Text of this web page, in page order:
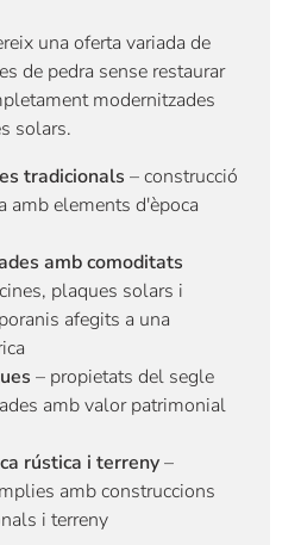
una oferta variada de
de pedra sense restaurar
modernitzades
solars.
tradicionals – construcció
amb elements d'època
amb comoditats
plaques solars i
afegits a una
– propietats del segle
amb valor patrimonial
rústica i terreny–
amb construccions
i terreny